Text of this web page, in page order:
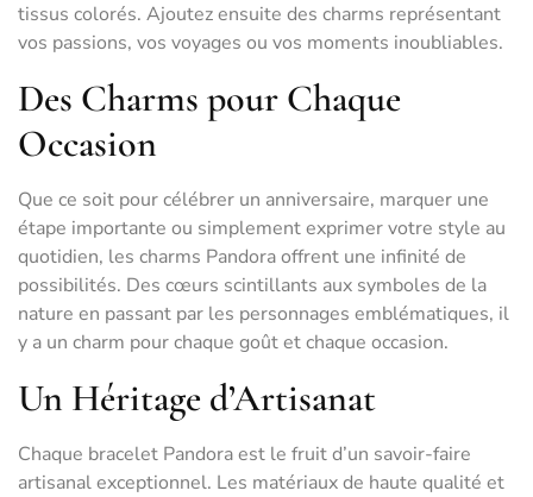
tissus colorés. Ajoutez ensuite des charms représentant
vos passions, vos voyages ou vos moments inoubliables.
Des Charms pour Chaque
Occasion
Que ce soit pour célébrer un anniversaire, marquer une
étape importante ou simplement exprimer votre style au
quotidien, les charms Pandora offrent une infinité de
possibilités. Des cœurs scintillants aux symboles de la
nature en passant par les personnages emblématiques, il
y a un charm pour chaque goût et chaque occasion.
Un Héritage d’Artisanat
Chaque bracelet Pandora est le fruit d’un savoir-faire
artisanal exceptionnel. Les matériaux de haute qualité et